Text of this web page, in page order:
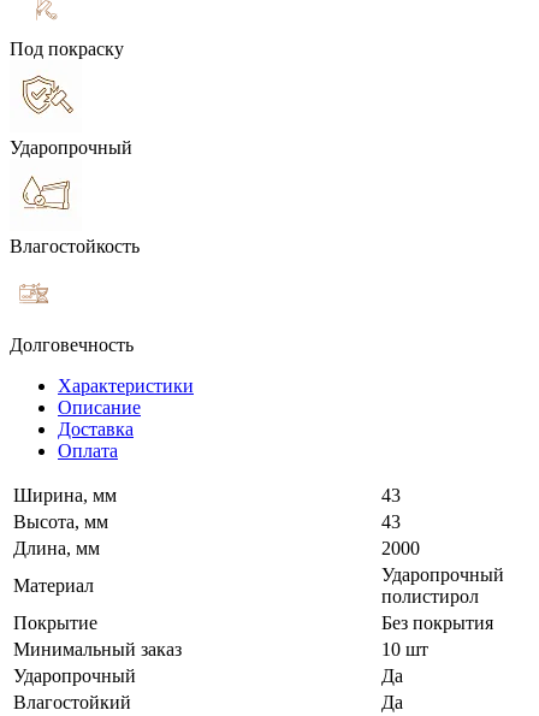
Под покраску
Ударопрочный
Влагостойкость
Долговечность
Характеристики
Описание
Доставка
Оплата
Ширина, мм
43
Высота, мм
43
Длина, мм
2000
Материал
Ударопрочный
полистирол
Покрытие
Без покрытия
Минимальный заказ
10 шт
Ударопрочный
Да
Влагостойкий
Да